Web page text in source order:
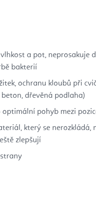
a pot, neprosakuje
bakterií
ochranu kloubů při
dřevěná podlaha)
pohyb mezi
který se nerozkládá,
zlepšují